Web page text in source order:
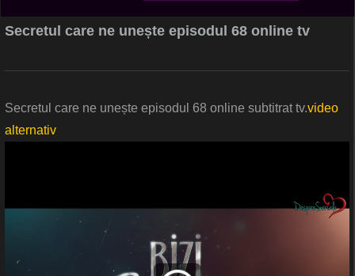
Secretul care ne unește episodul 68 online tv
Secretul care ne unește episodul 68 online subtitrat tv.video
alternativ